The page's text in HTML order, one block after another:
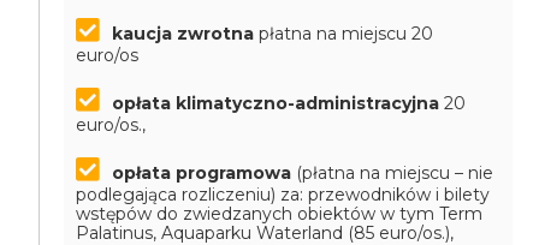
kaucja zwrotna płatna na miejscu 20
euro/os
opłata klimatyczno-administracyjna20
euro/os.,
opłata programowa (płatna na miejscu – nie
podlegająca rozliczeniu) za: przewodników i bilety
wstępów do zwiedzanych obiektów w tym Term
Palatinus, Aquaparku Waterland (85 euro/os.),